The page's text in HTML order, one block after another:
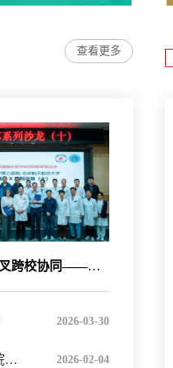
查看更多
深化医工交叉跨校协同——北医三院普外科携手北航、港理大成功举办两场高水平学术会议
2026-03-30
新加坡DUKE-NUS移植中心专家访问北医三院肝移植中心，探讨前沿技术合作 2026-02-04